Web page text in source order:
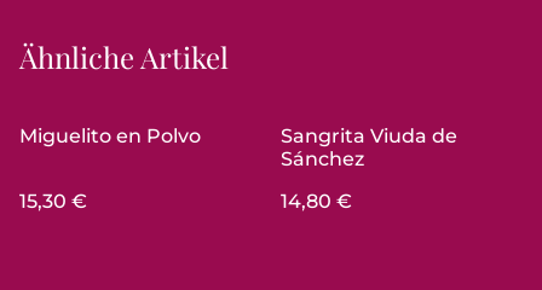
Ähnliche Artikel
Miguelito en Polvo
15,30 €
Sangrita Viuda de
Sánchez
14,80 €